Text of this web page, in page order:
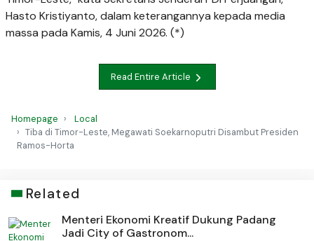
Hasto Kristiyanto, dalam keterangannya kepada media
massa pada Kamis, 4 Juni 2026. (*)
Read Entire Article
Homepage
Local
Tiba di Timor-Leste, Megawati Soekarnoputri Disambut Presiden
Ramos-Horta
Related
Menteri Ekonomi Kreatif Dukung Padang
Jadi City of Gastronom...